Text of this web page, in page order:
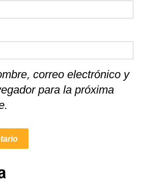
correo electrónico y
para la próxima